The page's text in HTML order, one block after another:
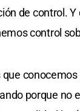
de control.
control
porque no